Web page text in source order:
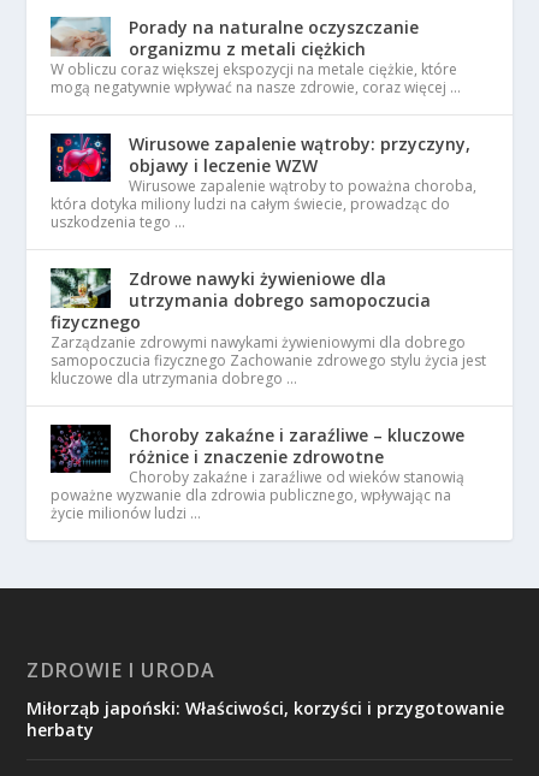
Porady na naturalne oczyszczanie
organizmu z metali ciężkich
W obliczu coraz większej ekspozycji na metale ciężkie, które
mogą negatywnie wpływać na nasze zdrowie, coraz więcej …
Wirusowe zapalenie wątroby: przyczyny,
objawy i leczenie WZW
Wirusowe zapalenie wątroby to poważna choroba,
która dotyka miliony ludzi na całym świecie, prowadząc do
uszkodzenia tego …
Zdrowe nawyki żywieniowe dla
utrzymania dobrego samopoczucia
fizycznego
Zarządzanie zdrowymi nawykami żywieniowymi dla dobrego
samopoczucia fizycznego Zachowanie zdrowego stylu życia jest
kluczowe dla utrzymania dobrego …
Choroby zakaźne i zaraźliwe – kluczowe
różnice i znaczenie zdrowotne
Choroby zakaźne i zaraźliwe od wieków stanowią
poważne wyzwanie dla zdrowia publicznego, wpływając na
życie milionów ludzi …
ZDROWIE I URODA
Miłorząb japoński: Właściwości, korzyści i przygotowanie
herbaty